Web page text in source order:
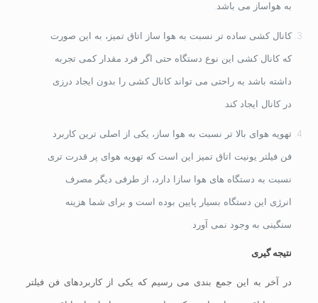
به هواساز می باشد.
کانال کشی ساده تر نسبت به هوا ساز اتاق تمیز، به این صورت
که کانال کشی این نوع دستگاه حتی اگر فرد مقدار کمی تجربه
داشته باشد به راحتی می تواند کانال کشی را بدون ایجاد درزی
در کانال ایجاد کند.
تهویه هوای بالا تر نسبت به هوا ساز، یکی از اصلی ترین کاربرد
فن فیلتر یونیت اتاق تمیز این است که تهویه هوای پر قدرت تری
نسبت به دستگاه های هوا سازا دارد، از طرفی دیگر مصرف
انرژی این دستگاه بسیار پایین بوده است و برای شما هزینه
سنگینی به وجود نمی آورد.
نتیجه گیری
در آخر به این جمع بندی می رسیم که یکی از کاربردهای فن فیلتر